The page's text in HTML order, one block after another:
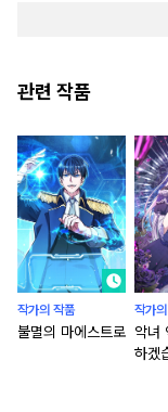
관련 작품
작가의 작품
불멸의 마에스트로
작가
악녀
하겠